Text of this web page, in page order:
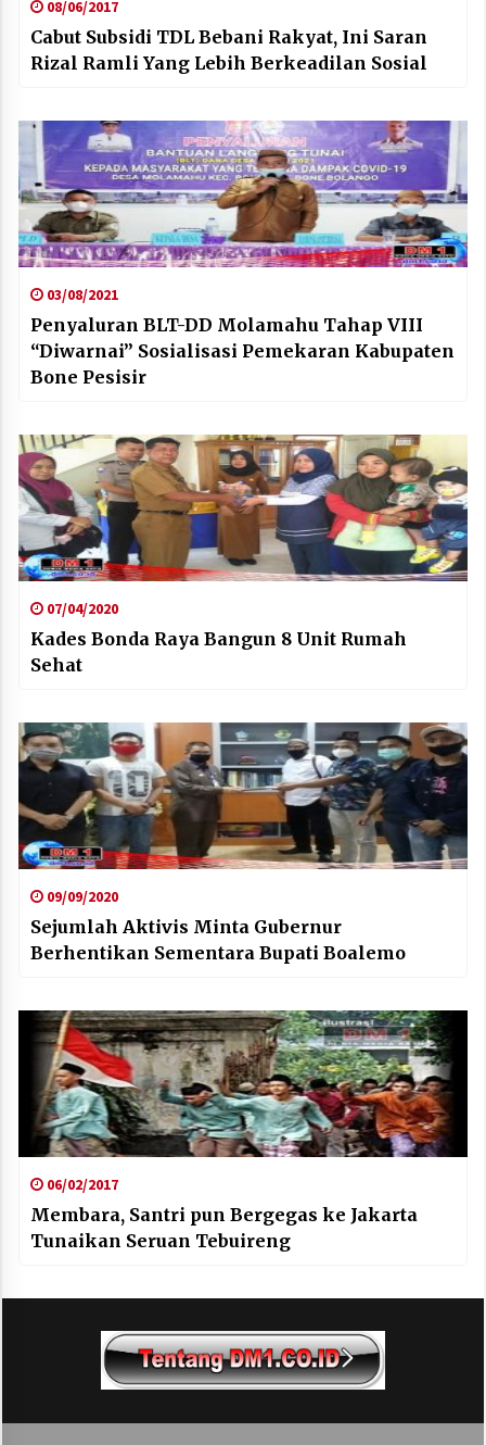
08/06/2017
Cabut Subsidi TDL Bebani Rakyat, Ini Saran
Rizal Ramli Yang Lebih Berkeadilan Sosial
03/08/2021
Penyaluran BLT-DD Molamahu Tahap VIII
“Diwarnai” Sosialisasi Pemekaran Kabupaten
Bone Pesisir
07/04/2020
Kades Bonda Raya Bangun 8 Unit Rumah
Sehat
09/09/2020
Sejumlah Aktivis Minta Gubernur
Berhentikan Sementara Bupati Boalemo
06/02/2017
Membara, Santri pun Bergegas ke Jakarta
Tunaikan Seruan Tebuireng